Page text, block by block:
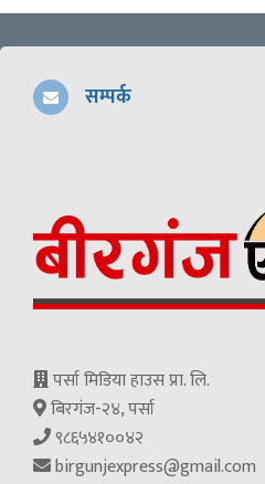
सम्पर्क
पर्सा मिडिया हाउस प्रा. लि.
बिरगंज-२४, पर्सा
९८६५४१००४२
birgunjexpress@gmail.com